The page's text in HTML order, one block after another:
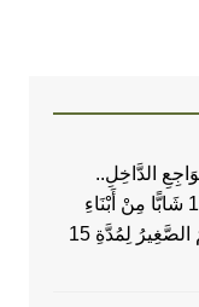
الدَّاخِلِ..
الْمُفَارَقَةُ الْقَاتِلَةُ لِلسِّيَاسَةِ الْجَزَائِرِيَّةِ: 17 شَابًّا مِنْ أَبْنَاءِ
الْجَزَائِرِ ابْتَلَعَهُمُ الْبَحْرُ بَعْدَ أَنْ تَاهَ قَارِبُهُمُ الصَّغِيرُ لِمُدَّةِ 15